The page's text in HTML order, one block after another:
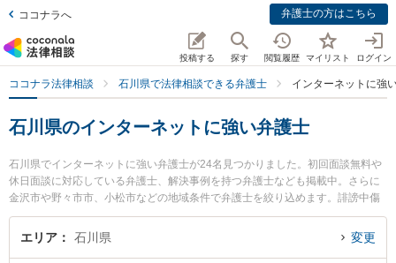
ココナラへ 弁護士の方はこちら
投稿する 探す 閲覧履歴 マイリスト ログイン
ココナラ法律相談 石川県で法律相談できる弁護士 インターネットに強
石川県のインターネットに強い弁護士
石川県でインターネットに強い弁護士が24名見つかりました。初回面談無料や
休日面談に対応している弁護士、解決事例を持つ弁護士なども掲載中。さらに
金沢市や野々市市、小松市などの地域条件で弁護士を絞り込めます。誹謗中傷
や名誉毀損、個人特定等の細かな分野での絞り込み検索もでき便利です。特に
春田法律事務所 金沢オフィスの春田 菊麿弁護士やしばた未来法律事務所の柴田
エリア 石川県 変更